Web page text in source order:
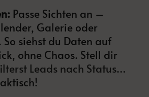
Passe Sichten an –
Galerie oder
So siehst du Daten auf
ohne Chaos. Stell dir
Leads nach Status…